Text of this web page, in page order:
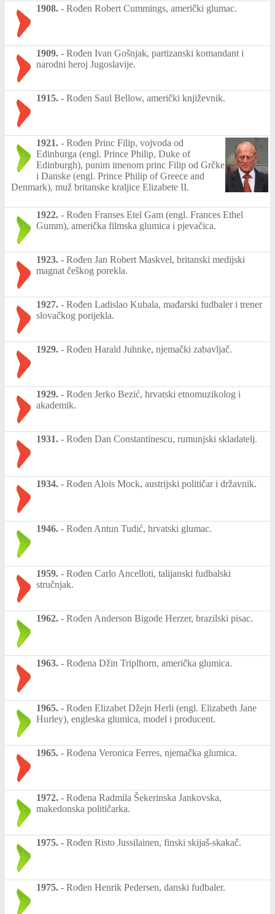
1908. - Rođen Robert Cummings, američki glumac.
1909. - Rođen Ivan Gošnjak, partizanski komandant i
narodni heroj Jugoslavije.
1915. - Rođen Saul Bellow, američki književnik.
1921. - Rođen Princ Filip, vojvoda od
Edinburga (engl. Prince Philip, Duke of
Edinburgh), punim imenom princ Filip od Grčke
i Danske (engl. Prince Philip of Greece and
Denmark), muž britanske kraljice Elizabete II.
1922. - Rođen Franses Etel Gam (engl. Frances Ethel
Gumm), američka filmska glumica i pjevačica.
1923. - Rođen Jan Robert Maskvel, britanski medijski
magnat češkog porekla.
1927. - Rođen Ladislao Kubala, mađarski fudbaler i trener
slovačkog porijekla.
1929. - Rođen Harald Juhnke, njemački zabavljač.
1929. - Rođen Jerko Bezić, hrvatski etnomuzikolog i
akademik.
1931. - Rođen Dan Constantinescu, rumunjski skladatelj.
1934. - Rođen Alois Mock, austrijski političar i državnik.
1946. - Rođen Antun Tudić, hrvatski glumac.
1959. - Rođen Carlo Ancelloti, talijanski fudbalski
stručnjak.
1962. - Rođen Anderson Bigode Herzer, brazilski pisac.
1963. - Rođena Džin Triplhorn, američka glumica.
1965. - Rođen Elizabet Džejn Herli (engl. Elizabeth Jane
Hurley), engleska glumica, model i producent.
1965. - Rođena Veronica Ferres, njemačka glumica.
1972. - Rođena Radmila Šekerinska Jankovska,
makedonska političarka.
1975. - Rođen Risto Jussilainen, finski skijaš-skakač.
1975. - Rođen Henrik Pedersen, danski fudbaler.